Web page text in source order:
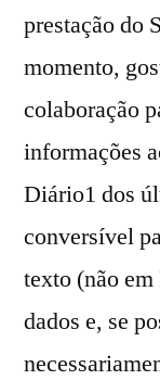
prestação do
momento,
colaboração
informações
Diário1 dos
conversível
texto (não
dados e, se